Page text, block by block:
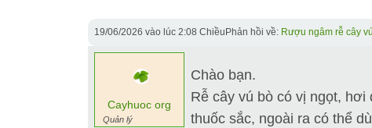
19/06/2026 vào lúc 2:08 Chiều Phản hồi về: Rượu ngâm rễ cây
Cayhuoc org
Quản lý
Chào bạn.
Rễ cây vú bò có vị ngọt,
thuốc sắc, ngoài ra có thể